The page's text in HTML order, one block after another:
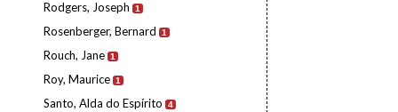
Rodgers, Joseph 1
Rosenberger, Bernard 1
Rouch, Jane 1
Roy, Maurice 1
Santo, Alda do Espírito 4